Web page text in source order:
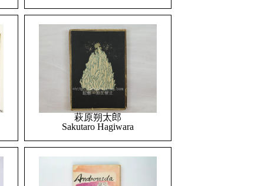
萩原朔太郎
Sakutaro Hagiwara